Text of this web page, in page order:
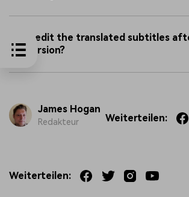
Can I edit the translated subtitles
conversion?
James Hogan
Redakteur Weiterteilen:
Weiterteilen: